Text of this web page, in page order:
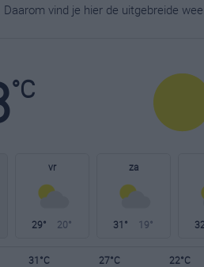
vind je hier de uitgebreide
°C
vr
29° 20°
za
31° 19°
31°C 27°C 22°C